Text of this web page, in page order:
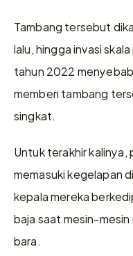
Tambang tersebut
lalu, hingga invasi
tahun 2022
memberi tambang
singkat.
Untuk terakhir
memasuki kegelapan
kepala mereka
baja saat mesin-
bara.